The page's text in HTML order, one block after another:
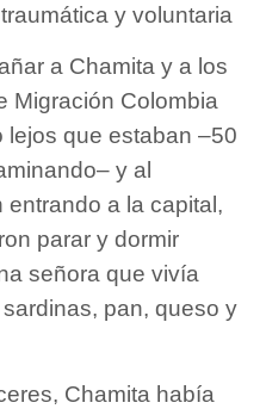
y voluntaria
a Chamita y a los
Migración Colombia
que estaban –50
y al
a la capital,
parar y dormir
señora que vivía
pan, queso y
Chamita había